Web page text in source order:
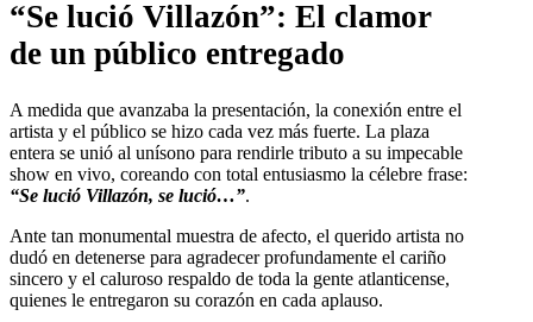
“Se lució Villazón”: El clamor
de un público entregado
A medida que avanzaba la presentación, la conexión entre el
artista y el público se hizo cada vez más fuerte. La plaza
entera se unió al unísono para rendirle tributo a su impecable
show en vivo, coreando con total entusiasmo la célebre frase:
“Se lució Villazón, se lució…”.
Ante tan monumental muestra de afecto, el querido artista no
dudó en detenerse para agradecer profundamente el cariño
sincero y el caluroso respaldo de toda la gente atlanticense,
quienes le entregaron su corazón en cada aplauso.